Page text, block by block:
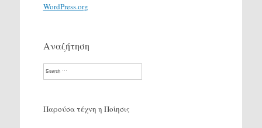
WordPress.org
Αναζήτηση
Search
Παρούσα τέχνη η Ποίησις